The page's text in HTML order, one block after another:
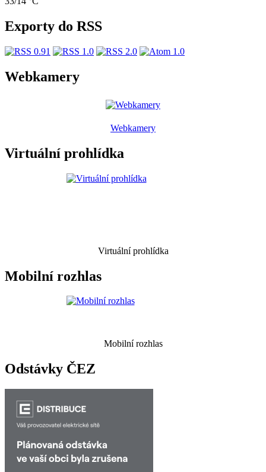
Exporty do RSS
Webkamery
Webkamery
Virtuální prohlídka
Virtuální prohlídka
Mobilní rozhlas
Mobilní rozhlas
Odstávky ČEZ